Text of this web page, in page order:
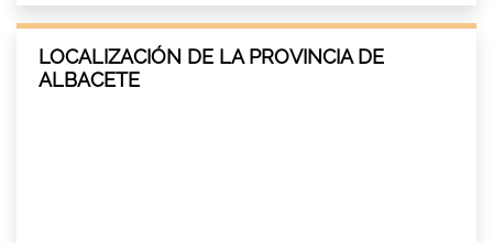
LOCALIZACIÓN DE LA PROVINCIA DE
ALBACETE